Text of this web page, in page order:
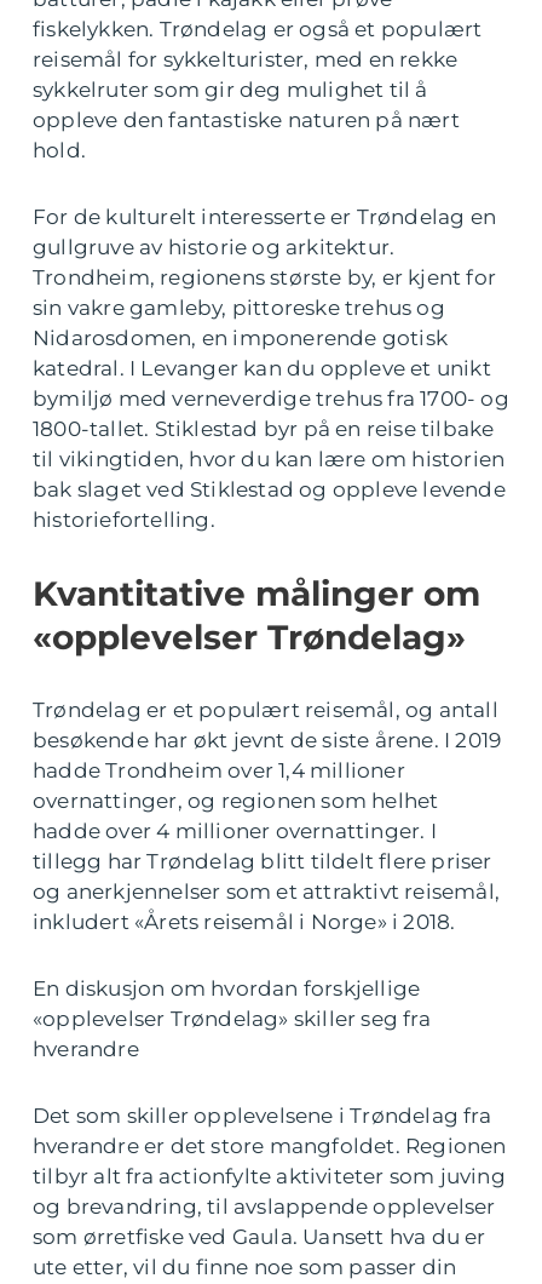
fiskelykken. Trøndelag er også et populært
reisemål for sykkelturister, med en rekke
sykkelruter som gir deg mulighet til å
oppleve den fantastiske naturen på nært
hold.
For de kulturelt interesserte er Trøndelag en
gullgruve av historie og arkitektur.
Trondheim, regionens største by, er kjent for
sin vakre gamleby, pittoreske trehus og
Nidarosdomen, en imponerende gotisk
katedral. I Levanger kan du oppleve et unikt
bymiljø med verneverdige trehus fra 1700- og
1800-tallet. Stiklestad byr på en reise tilbake
til vikingtiden, hvor du kan lære om historien
bak slaget ved Stiklestad og oppleve levende
historiefortelling.
Kvantitative målinger om
«opplevelser Trøndelag»
Trøndelag er et populært reisemål, og antall
besøkende har økt jevnt de siste årene. I 2019
hadde Trondheim over 1,4 millioner
overnattinger, og regionen som helhet
hadde over 4 millioner overnattinger. I
tillegg har Trøndelag blitt tildelt flere priser
og anerkjennelser som et attraktivt reisemål,
inkludert «Årets reisemål i Norge» i 2018.
En diskusjon om hvordan forskjellige
«opplevelser Trøndelag» skiller seg fra
hverandre
Det som skiller opplevelsene i Trøndelag fra
hverandre er det store mangfoldet. Regionen
tilbyr alt fra actionfylte aktiviteter som juving
og brevandring, til avslappende opplevelser
som ørretfiske ved Gaula. Uansett hva du er
ute etter, vil du finne noe som passer din